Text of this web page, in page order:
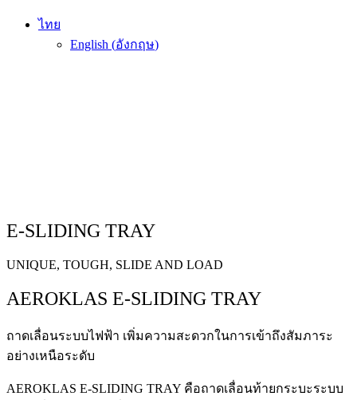
ไทย
English (อังกฤษ)
E-SLIDING TRAY
UNIQUE, TOUGH, SLIDE AND LOAD
AEROKLAS E-SLIDING TRAY
ถาดเลื่อนระบบไฟฟ้า เพิ่มความสะดวกในการเข้าถึงสัมภาระ
อย่างเหนือระดับ
AEROKLAS E-SLIDING TRAY คือถาดเลื่อนท้ายกระบะระบบ